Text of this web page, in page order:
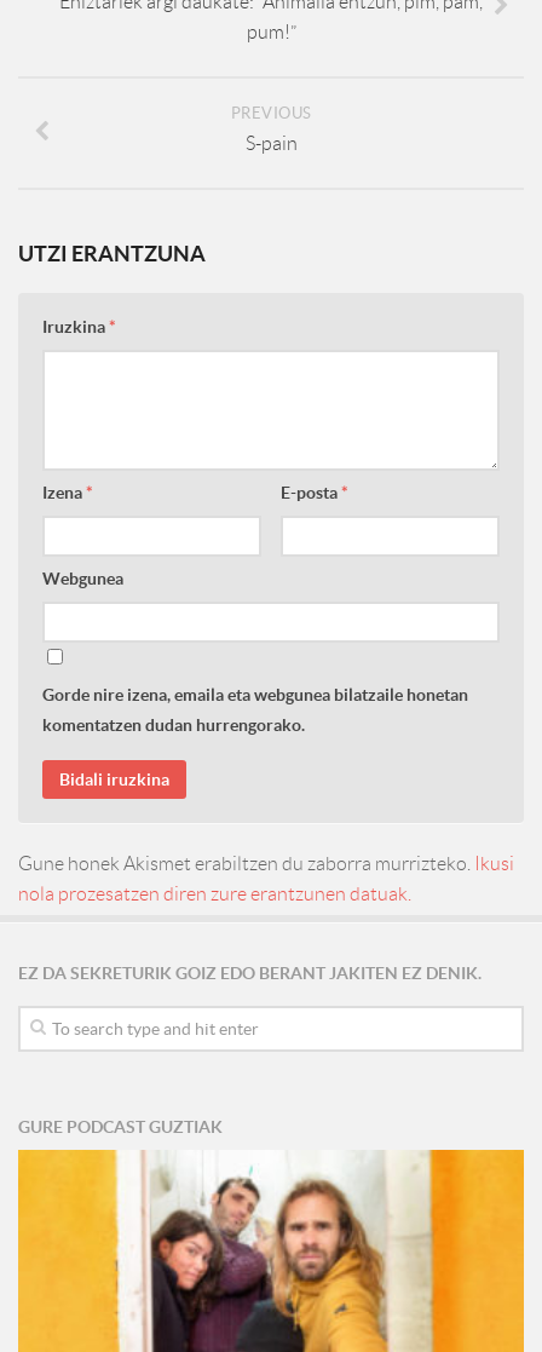
pum!”
PREVIOUS
S-pain
UTZI ERANTZUNA
Iruzkina*
Izena* E-posta*
Webgunea
Gorde nire izena, emaila eta webgunea bilatzaile honetan
komentatzen dudan hurrengorako.
Gune honek Akismet erabiltzen du zaborra murrizteko.
Ikusi
nola prozesatzen diren zure erantzunen datuak.
EZ DA SEKRETURIK GOIZ EDO BERANT JAKITEN EZ DENIK.
GURE PODCAST GUZTIAK